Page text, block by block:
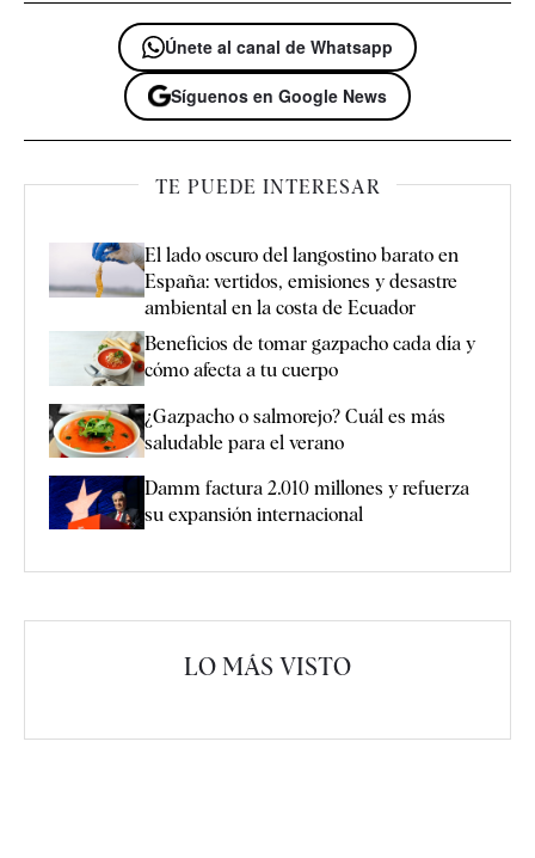
Únete al canal de Whatsapp
Síguenos en Google News
TE PUEDE INTERESAR
El lado oscuro del langostino barato en
España: vertidos, emisiones y desastre
ambiental en la costa de Ecuador
Beneficios de tomar gazpacho cada día y
cómo afecta a tu cuerpo
¿Gazpacho o salmorejo? Cuál es más
saludable para el verano
Damm factura 2.010 millones y refuerza
su expansión internacional
LO MÁS VISTO